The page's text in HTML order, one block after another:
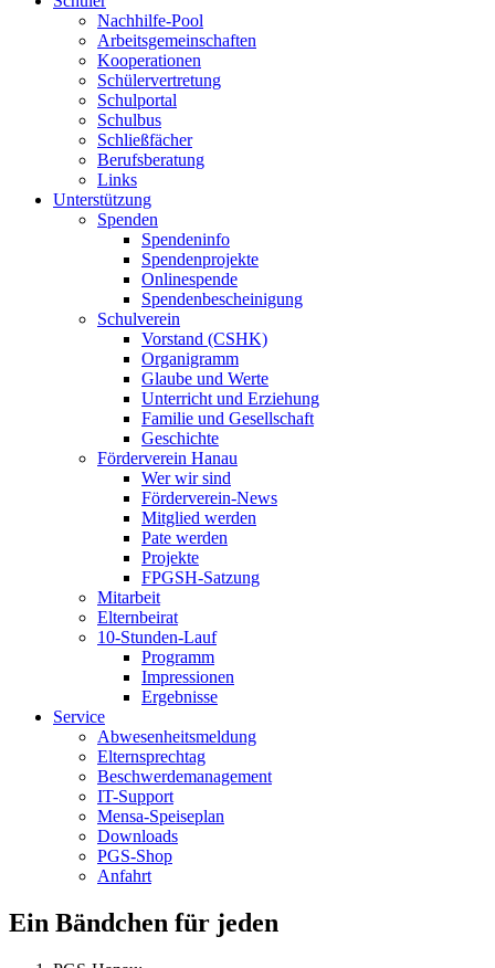
Nachhilfe-Pool
Arbeitsgemeinschaften
Kooperationen
Schülervertretung
Schulportal
Schulbus
Schließfächer
Berufsberatung
Links
Unterstützung
Spenden
Spendeninfo
Spendenprojekte
Onlinespende
Spendenbescheinigung
Schulverein
Vorstand (CSHK)
Organigramm
Glaube und Werte
Unterricht und Erziehung
Familie und Gesellschaft
Geschichte
Förderverein Hanau
Wer wir sind
Förderverein-News
Mitglied werden
Pate werden
Projekte
FPGSH-Satzung
Mitarbeit
Elternbeirat
10-Stunden-Lauf
Programm
Impressionen
Ergebnisse
Service
Abwesenheitsmeldung
Elternsprechtag
Beschwerdemanagement
IT-Support
Mensa-Speiseplan
Downloads
PGS-Shop
Anfahrt
Ein Bändchen für jeden